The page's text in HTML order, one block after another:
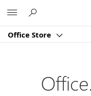
Office Store